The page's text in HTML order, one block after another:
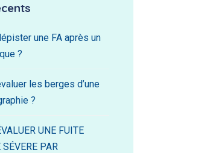
une FA après un
?
les berges d’une
?
UNE FUITE
PAR